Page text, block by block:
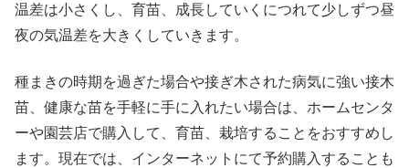
温差は小さくし、育苗、成長していくにつれて少しずつ昼
夜の気温差を大きくしていきます。
種まきの時期を過ぎた場合や接ぎ木された病気に強い接木
苗、健康な苗を手軽に手に入れたい場合は、ホームセンタ
ーや園芸店で購入して、育苗、栽培することをおすすめし
ます。現在では、インターネットにて予約購入することも